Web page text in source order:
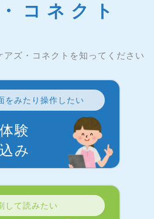
コネクト
アズ・コネクトを知ってください
をみたり操作したい
験
み
して読みたい